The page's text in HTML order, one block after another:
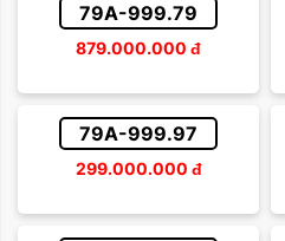
Lộc phát Thần tài
Từ 100 đến
Trên 500
Sắp xếp theo tên
Sắp xếp theo giá tăng dần
Sắp xếp theo giá giảm dần
79A-999.79
879.000.000 đ
79A-999.97
299.000.000 đ